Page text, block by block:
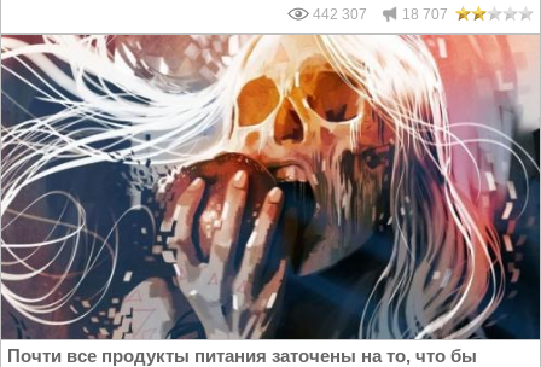
442 307 18 707
Почти все продукты питания заточены на то, что бы